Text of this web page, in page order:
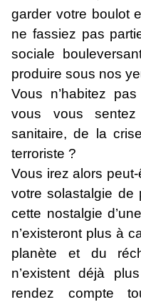
garder votre boulot
ne fassiez pas
sociale
produire sous nos
Vous n’habitez
vous vous sentez
sanitaire, de la
terroriste ?
Vous irez alors
votre solastalgie de
cette nostalgie
n’existeront plus à
planète et du
n’existent déjà
rendez compte